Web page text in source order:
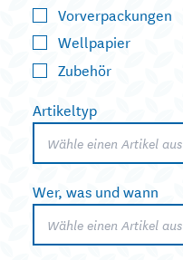
Vorverpackungen
Wellpapier
Zubehör
Artikeltyp
Wähle einen Artikel aus
Wer, was und wann
Wähle einen Artikel aus